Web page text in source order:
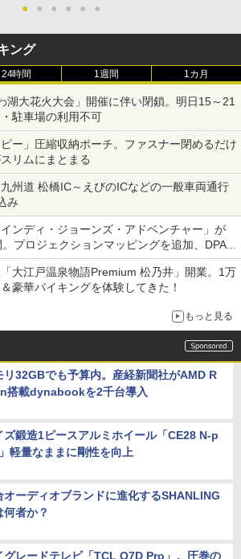
● ● ● ● ● ●
ング
24時間 1週間 1カ月
湖大花火大会」開催に伴い閉鎖。明日15～21
駐車場の利用不可
ー」圧縮収納ポーチ。ファスナー閉めるだけ
リムにまとまる
州道 松橋IC～えびのICなどの一般車両通行
み
ンディ・ジョーンズ・アドベンチャー」が
プロジェクションマッピングを追加、DPA
大江戸温泉物語Premium 松乃井」開業。1万
豪華バイキングを体験してきた！
もっと見る
リ32GBでも予算内。産経新聞社がAMD R
搭載dynabookを2千台導入
ズ鍛造1ピースアルミホイール「CE28 N-p
軽量なままに剛性を向上
オーディオブランドに進化するSHANLING
何者か？
グレードテレビ「TCL Q7D Pro」。圧巻の